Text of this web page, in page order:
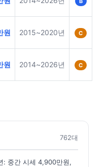
원 2015~2020년 C
원 2014~2026년 C
762대
: 중간 시세 4,900만원,